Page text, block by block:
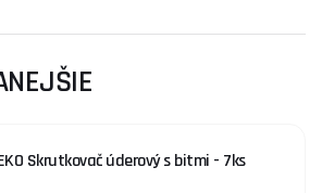
Skrutkovač úderový s bitmi - 7ks